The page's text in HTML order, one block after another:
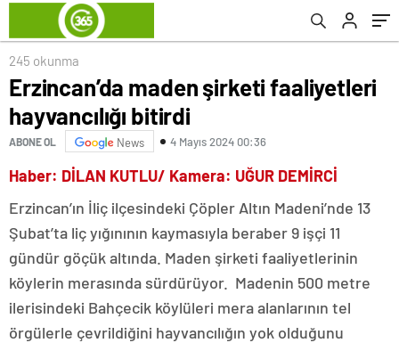
245 okunma
Erzincan’da maden şirketi faaliyetleri
hayvancılığı bitirdi
ABONE OL News 4 Mayıs 2024 00:36
Haber: DİLAN KUTLU/ Kamera: UĞUR DEMİRCİ
Erzincan’ın İliç ilçesindeki Çöpler Altın Madeni’nde 13
Şubat’ta liç yığınının kaymasıyla beraber 9 işçi 11
gündür göçük altında. Maden şirketi faaliyetlerinin
köylerin merasında sürdürüyor. Madenin 500 metre
ilerisindeki Bahçecik köylüleri mera alanlarının tel
örgülerle çevrildiğini hayvancılığın yok olduğunu